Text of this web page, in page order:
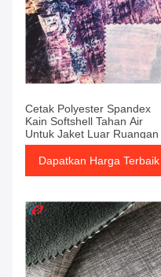
Cetak Polyester Spandex
Kain Softshell Tahan Air
Untuk Jaket Luar Ruangan
Dapatkan Harga Terbaik